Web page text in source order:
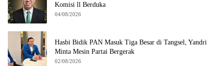
Komisi ll Berduka
04/08/2026
Hasbi Bidik PAN Masuk Tiga Besar di Tangsel, Yandri
Minta Mesin Partai Bergerak
02/08/2026